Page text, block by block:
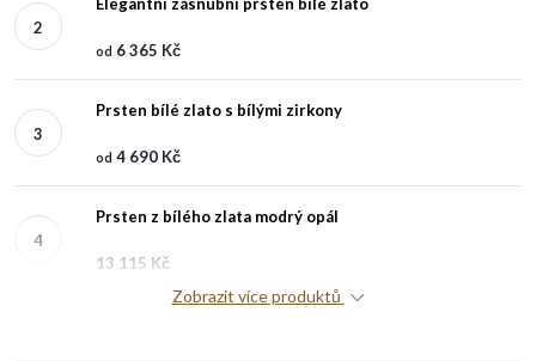
od 6 365 Kč
Prsten bílé zlato s bílými zirkony
od 4 690 Kč
Prsten z bílého zlata modrý opál
13 115 Kč
Zobrazit více produktů